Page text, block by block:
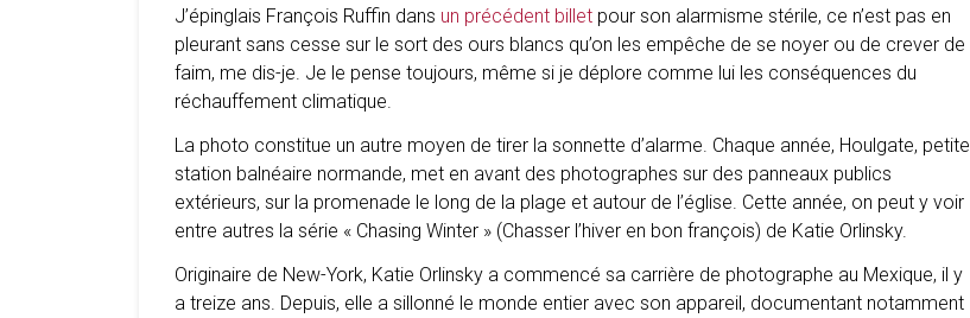
J’épinglais François Ruffin dans un précédent billet pour son alarmisme stérile, ce n’est pas en
pleurant sans cesse sur le sort des ours blancs qu’on les empêche de se noyer ou de crever de
faim, me dis-je. Je le pense toujours, même si je déplore comme lui les conséquences du
réchauffement climatique.
La photo constitue un autre moyen de tirer la sonnette d’alarme. Chaque année, Houlgate, petite
station balnéaire normande, met en avant des photographes sur des panneaux publics
extérieurs, sur la promenade le long de la plage et autour de l’église. Cette année, on peut y voir
entre autres la série « Chasing Winter » (Chasser l’hiver en bon françois) de Katie Orlinsky.
Originaire de New-York, Katie Orlinsky a commencé sa carrière de photographe au Mexique, il y
a treize ans. Depuis, elle a sillonné le monde entier avec son appareil, documentant notamment